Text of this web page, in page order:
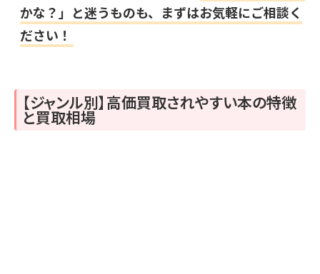
かな？」と迷うものも、まずはお気軽にご相談く
ださい！
【ジャンル別】高価買取されやすい本の特徴
と買取相場